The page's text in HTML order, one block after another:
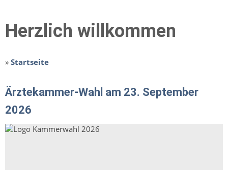
Herzlich willkommen
» Startseite
Ärztekammer-Wahl am 23. September
2026